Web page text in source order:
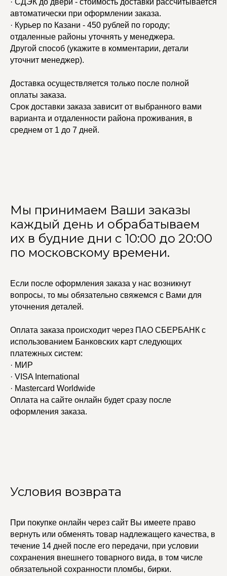
· СДЭК до двери - стоимость доставки рассчитывается
автоматически при оформлении заказа.
· Курьер по Казани - 450 рублей по городу;
отдаленные районы уточнять у менеджера.
Другой способ (укажите в комментарии, детали
уточнит менеджер).
Доставка осуществляется только после полной
оплаты заказа.
Срок доставки заказа зависит от выбранного вами
варианта и отдаленности района проживания, в
среднем от 1 до 7 дней.
Мы принимаем Ваши заказы
каждый день и обрабатываем
их в будние дни с 10:00 до 20:00
по московскому времени.
Если после оформления заказа у нас возникнут
вопросы, то мы обязательно свяжемся с Вами для
уточнения деталей.
Оплата заказа происходит через ПАО СБЕРБАНК с
использованием Банковских карт следующих
платежных систем:
· МИР
· VISA International
· Mastercard Worldwide
Оплата на сайте онлайн будет сразу после
оформления заказа.
Условия возврата
При покупке онлайн через сайт Вы имеете право
вернуть или обменять товар надлежащего качества, в
течение 14 дней после его передачи, при условии
сохранения внешнего товарного вида, в том числе
обязательной сохранности пломбы, бирки.
УЧАСТВУЙТЕ В НАШЕЙ
СИСТЕМЕ ЛОЯЛЬНОСТИ
КАТАЛОГ
Бодичейны
УСЛУГИ
Стилист на связи
Браслеты Изделия на заказ